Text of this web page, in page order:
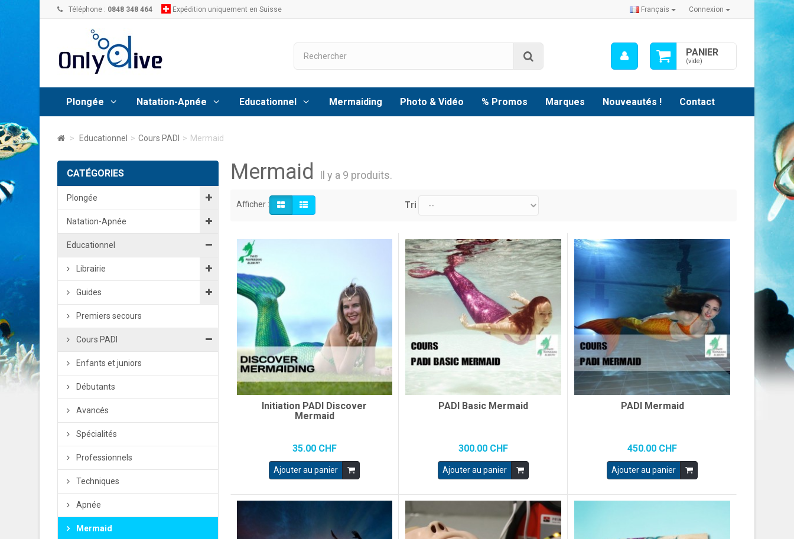
Connexion
Téléphone : 0848 348 464 Expédition uniquement en Suisse Français
PANIER
(vide)
Mon
compte
Plongée Natation-Apnée Educationnel Mermaiding Photo & Vidéo % Promos Marques Nouveautés ! Contact
> Educationnel > Cours PADI > Mermaid
CATÉGORIES
Plongée
Natation-Apnée
Educationnel
Librairie
Guides
Premiers secours
Cours PADI
Enfants et juniors
Débutants
Avancés
Spécialités
Professionnels
Techniques
Apnée
Mermaid
Mermaid Il y a 9 produits.
Afficher : Tri
Initiation PADI Discover
Mermaid
35.00 CHF
Ajouter au panier
PADI Basic Mermaid
300.00 CHF
Ajouter au panier
PADI Mermaid
450.00 CHF
Ajouter au panier